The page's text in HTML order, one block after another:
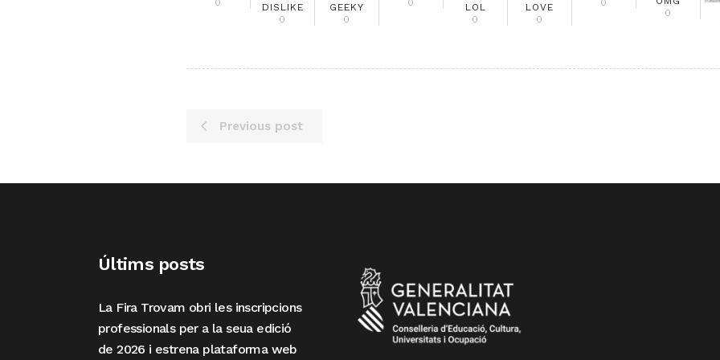
0
DISLIKE
0
GEEKY
0
0
LOL
0
LOVE
0
0
0
Previous post
Últims posts
La Fira Trovam obri les inscripcions
professionals per a la seua edició
de 2026 i estrena plataforma web